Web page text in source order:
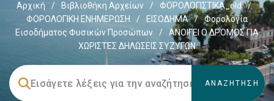
Αρχική / Βιβλιοθήκη Αρχείων / ΦΟΡΟΛΟΓΙΣΤΙΚΑ_old
/
ΦΟΡΟΛΟΓΙΚΗ ΕΝΗΜΕΡΩΣΗ
/ ΕΙΣΟΔΗΜΑ /
Φορολογία
Εισοδήματος Φυσικών Προσώπων
/
ΑΝΟΙΓΕΙ Ο ΔΡΟΜΟΣ ΓΙΑ
ΧΩΡΙΣΤΕΣ ΔΗΛΩΣΕΙΣ ΣΥΖΥΓΩΝ